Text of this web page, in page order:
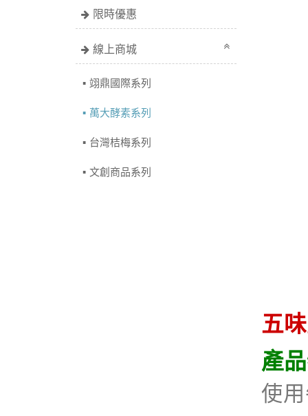
限時優惠
線上商城
翊鼎國際系列
萬大酵素系列
台灣桔梅系列
文創商品系列
五
產
使